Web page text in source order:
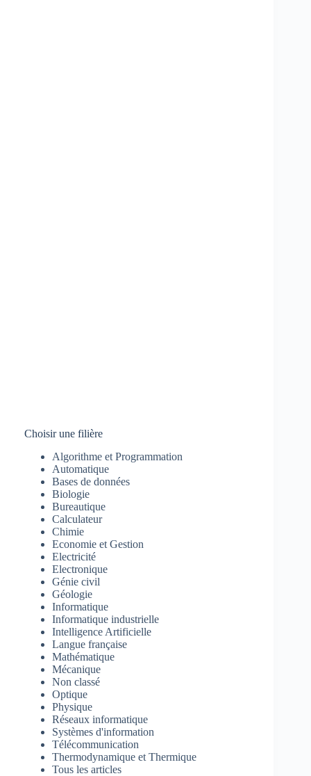
Choisir une filière
Algorithme et Programmation
Automatique
Bases de données
Biologie
Bureautique
Calculateur
Chimie
Economie et Gestion
Electricité
Electronique
Génie civil
Géologie
Informatique
Informatique industrielle
Intelligence Artificielle
Langue française
Mathématique
Mécanique
Non classé
Optique
Physique
Réseaux informatique
Systèmes d'information
Télécommunication
Thermodynamique et Thermique
Tous les articles